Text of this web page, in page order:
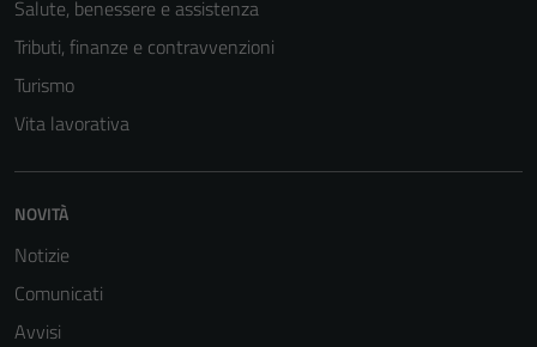
Salute, benessere e assistenza
Tributi, finanze e contravvenzioni
Turismo
Vita lavorativa
NOVITÀ
Notizie
Comunicati
Avvisi